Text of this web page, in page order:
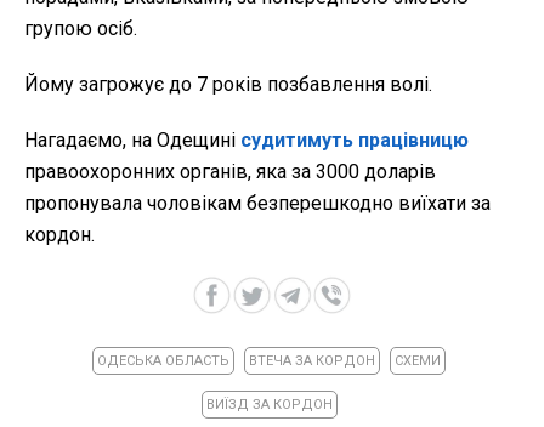
групою осіб.
Йому загрожує до 7 років позбавлення волі.
Нагадаємо, на Одещині судитимуть працівницю
правоохоронних органів, яка за 3000 доларів
пропонувала чоловікам безперешкодно виїхати за
кордон.
ОДЕСЬКА ОБЛАСТЬ ВТЕЧА ЗА КОРДОН СХЕМИ
ВИЇЗД ЗА КОРДОН